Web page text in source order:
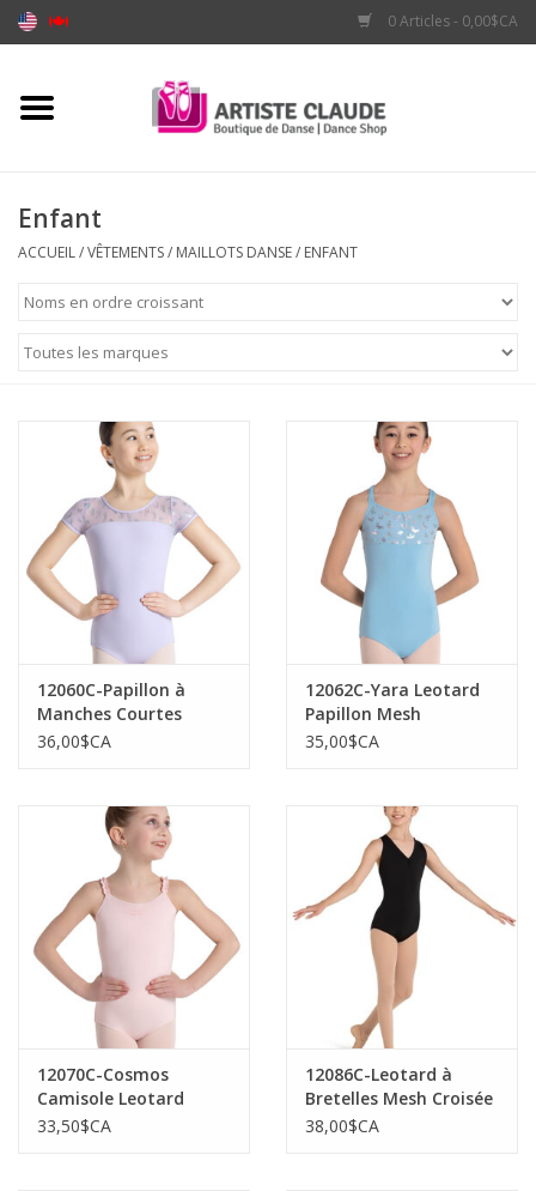
0 Articles - 0,00$CA
Accueil
Vêtements
Enfant
ACCUEIL/VÊTEMENTS/ MAILLOTS DANSE/ ENFANT
12060C-Papillon à
Manches Courtes
36,00$CA
12062C-Yara Leotard
Papillon Mesh
35,00$CA
12070C-Cosmos
Camisole Leotard
33,50$CA
12086C-Leotard à
Bretelles Mesh Croisée
au Dos pour Enfant-
38,00$CA